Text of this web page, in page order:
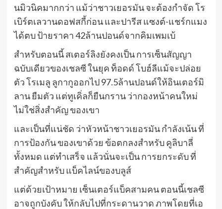
นมิวนิคมากกว่า แม้ว่าชาวเยอรมัน จะต้องกำจัด โร
เบิร์ตเลวานดอฟสกี้ก่อน และปารีส แซงต์-แชร์กแมง
ได้ตบ ป้ายราคา 42ล้านปอนด์จากคิมเพมเบ้
สำหรับตอนนี้ สเตอร์ลิงยังคงเป็น การเซ็นสัญญา
ฉบับเดียวของเชลซี ในยุค ท็อดด์ โบฮ์ลีแม้จะปล่อย
ตัว โรเมลู ลูกากูออกไป 97.5ล้านปอนด์ให้อินเตอร์มิ
ลาน ยืมตัว แต่ทูเคิ่ลก็ยืนกราน ว่ากองหน้าคนใหม่
ไม่ใช่สิ่งสำคัญ ของเขา
และเป็นที่แน่ชัด ว่าหัวหน้าชาวเยอรมัน กำลังเน้น ที่
การป้องกัน ของเขาด้วย ข้อตกลงสำหรับ คูลิบาลี่
ทั้งหมด แต่ทำเสร็จ แล้วนั่นจะเป็น การยกระดับ ที่
สำคัญสำหรับ แบ็คไลน์ของบลูส์
แต่ด้วยเป้าหมาย เซ็นเตอร์แบ็คสามคน ตอนนี้เชลซี
อาจถูกบังคับ ให้กลับไปที่กระดานวาด ภาพโดยที่เอ